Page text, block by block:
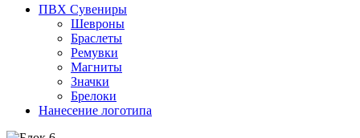
ПВХ Сувениры
Шевроны
Браслеты
Ремувки
Магниты
Значки
Брелоки
Нанесение логотипа